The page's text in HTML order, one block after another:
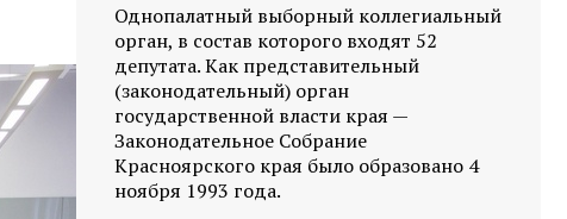
Однопалатный выборный коллегиальный
орган, в состав которого входят 52
депутата. Как представительный
(законодательный) орган
государственной власти края —
Законодательное Собрание
Красноярского края было образовано 4
ноября 1993 года.